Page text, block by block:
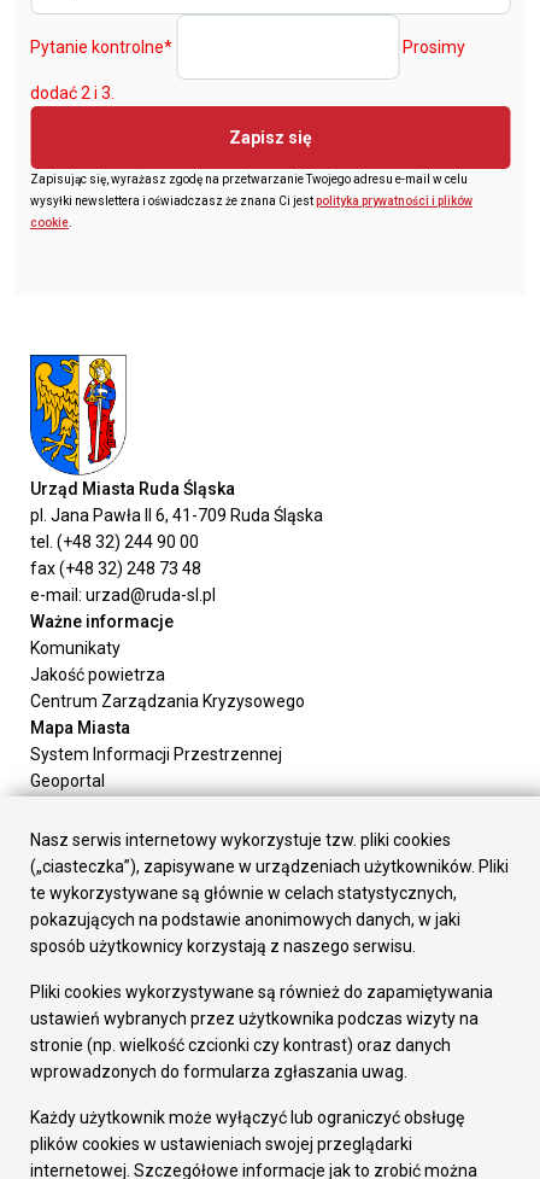
Pytanie kontrolne* Prosimy
dodać 2 i 3.
Zapisz się
Zapisując się, wyrażasz zgodę na przetwarzanie Twojego adresu e-mail w celu
wysyłki newslettera i oświadczasz że znana Ci jestpolityka prywatności i plików
cookie.
Urząd Miasta Ruda Śląska
pl. Jana Pawła II 6, 41-709 Ruda Śląska
tel. (+48 32) 244 90 00
fax (+48 32) 248 73 48
e-mail: urzad@ruda-sl.pl
Ważne informacje
Komunikaty
Jakość powietrza
Centrum Zarządzania Kryzysowego
Mapa Miasta
System Informacji Przestrzennej
Geoportal
Załatw sprawę
Prezydent Miasta
Rada Miasta
Wydziały
Elektroniczna Skrzynka Podawcza
Gospodarka
Fundusze europejskie
Środki krajowe
Oferty inwestycyjne
Pozostałe
Deklaracja dostępności
Nasz serwis internetowy wykorzystuje tzw. pliki cookies
(„ciasteczka”), zapisywane w urządzeniach użytkowników. Pliki
te wykorzystywane są głównie w celach statystycznych,
pokazujących na podstawie anonimowych danych, w jaki
sposób użytkownicy korzystają z naszego serwisu.
Pliki cookies wykorzystywane są również do zapamiętywania
ustawień wybranych przez użytkownika podczas wizyty na
stronie (np. wielkość czcionki czy kontrast) oraz danych
wprowadzonych do formularza zgłaszania uwag.
Każdy użytkownik może wyłączyć lub ograniczyć obsługę
plików cookies w ustawieniach swojej przeglądarki
internetowej. Szczegółowe informacje jak to zrobić można